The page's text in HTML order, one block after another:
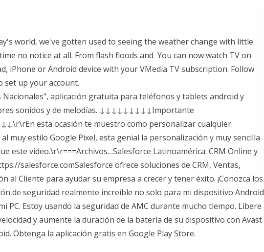
world, we've gotten used to seeing the weather change with little
no notice at all. From flash floods and You can now watch TV on
iPhone or Android device with your VMedia TV subscription. Follow
set up your account.
Nacionales", aplicación gratuita para teléfonos y tablets android y
sonidos y de melodías. ↓↓↓↓↓↓↓↓↓Importante
esta ocasión te muestro como personalizar cualquier
muy estilo Google Pixel, esta genial la personalización y muy sencilla
este video.\r\r===Archivos…Salesforce Latinoamérica: CRM Online y
salesforce.comSalesforce ofrece soluciones de CRM, Ventas,
al Cliente para ayudar su empresa a crecer y tener éxito. ¡Conozca los
de seguridad realmente increíble no solo para mi dispositivo Android
PC. Estoy usando la seguridad de AMC durante mucho tiempo. Libere
y aumente la duración de la batería de su dispositivo con Avast
Obtenga la aplicación gratis en Google Play Store.